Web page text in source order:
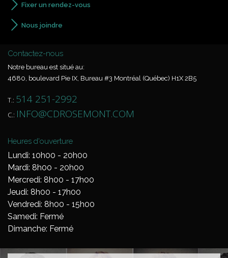
Fixer un rendez-vous
Nous joindre
Contactez-nous
Notre bureau est situé au:
4680, boulevard Pie IX, Bureau #3 Montréal (Québec) H1X 2B5
T.: 514 251-2992
C.: INFO@CDROSEMONT.COM
Heures d'ouverture
Lundi: 10h00 - 20h00
Mardi: 8h00 - 20h00
Mercredi: 8h00 - 17h00
Jeudi: 8h00 - 17h00
Vendredi: 8h00 - 15h00
Samedi: Fermé
Dimanche: Fermé